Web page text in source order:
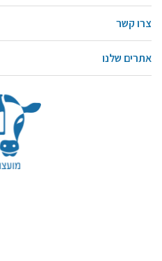
צרו קשר
אתרים שלנו